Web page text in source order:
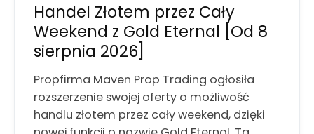
Handel Złotem przez Cały
Weekend z Gold Eternal [Od 8
sierpnia 2026]
Propfirma Maven Prop Trading ogłosiła
rozszerzenie swojej oferty o możliwość
handlu złotem przez cały weekend, dzięki